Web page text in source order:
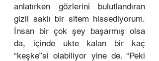
anlatırken gözlerini bulutlandıran
gizli saklı bir sitem hissediyorum.
İnsan bir çok şey başarmış olsa
da, içinde ukte kalan bir kaç
“keşke”si olabiliyor yine de. “Peki